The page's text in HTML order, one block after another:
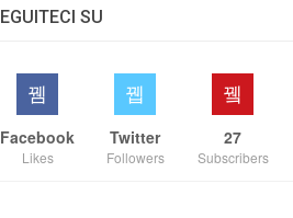
SU
Facebook
Likes
Twitter
Followers
27
Subscribers